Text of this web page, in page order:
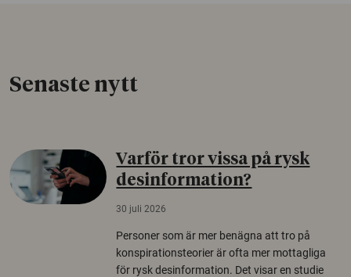
Senaste nytt
Varför tror vissa på rysk
desinformation?
30 juli 2026
Personer som är mer benägna att tro på
konspirationsteorier är ofta mer mottagliga
för rysk desinformation. Det visar en studie